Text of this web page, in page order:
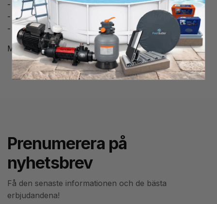
- Dubbelsidig packning
- Sladdlängd: 3 m (10')
- Kompatibel med: Y-serien
MÅSTE installeras på utsidan av ditt spabad
Prenumerera på
nyhetsbrev
Få den senaste informationen och de bästa
erbjudandena!